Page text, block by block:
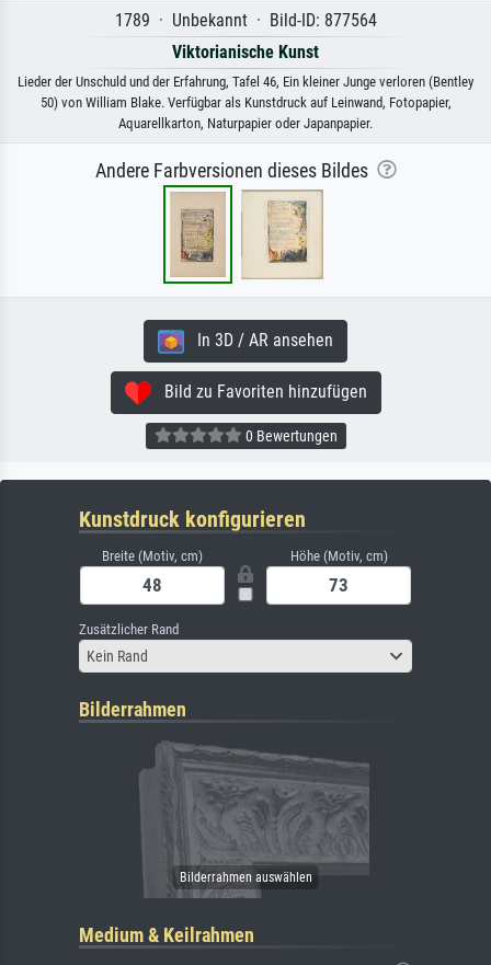
1789 · Unbekannt · Bild-ID: 877564
Viktorianische Kunst
Lieder der Unschuld und der Erfahrung, Tafel 46, Ein kleiner Junge verloren (Bentley
50) von William Blake. Verfügbar als Kunstdruck auf Leinwand, Fotopapier,
Aquarellkarton, Naturpapier oder Japanpapier.
Andere Farbversionen dieses Bildes
In 3D / AR ansehen
Bild zu Favoriten hinzufügen
0 Bewertungen
Kunstdruck konfigurieren
Breite (Motiv, cm) Höhe (Motiv, cm)
Zusätzlicher Rand
Kein Rand
Bilderrahmen
Medium & Keilrahmen